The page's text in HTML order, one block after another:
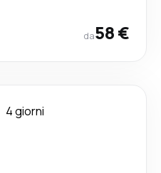
da58 €
4 giorni